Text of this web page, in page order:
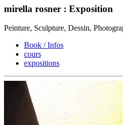
mirella rosner : Exposition
Peinture, Sculpture, Dessin,
Book / Infos
cours
expositions